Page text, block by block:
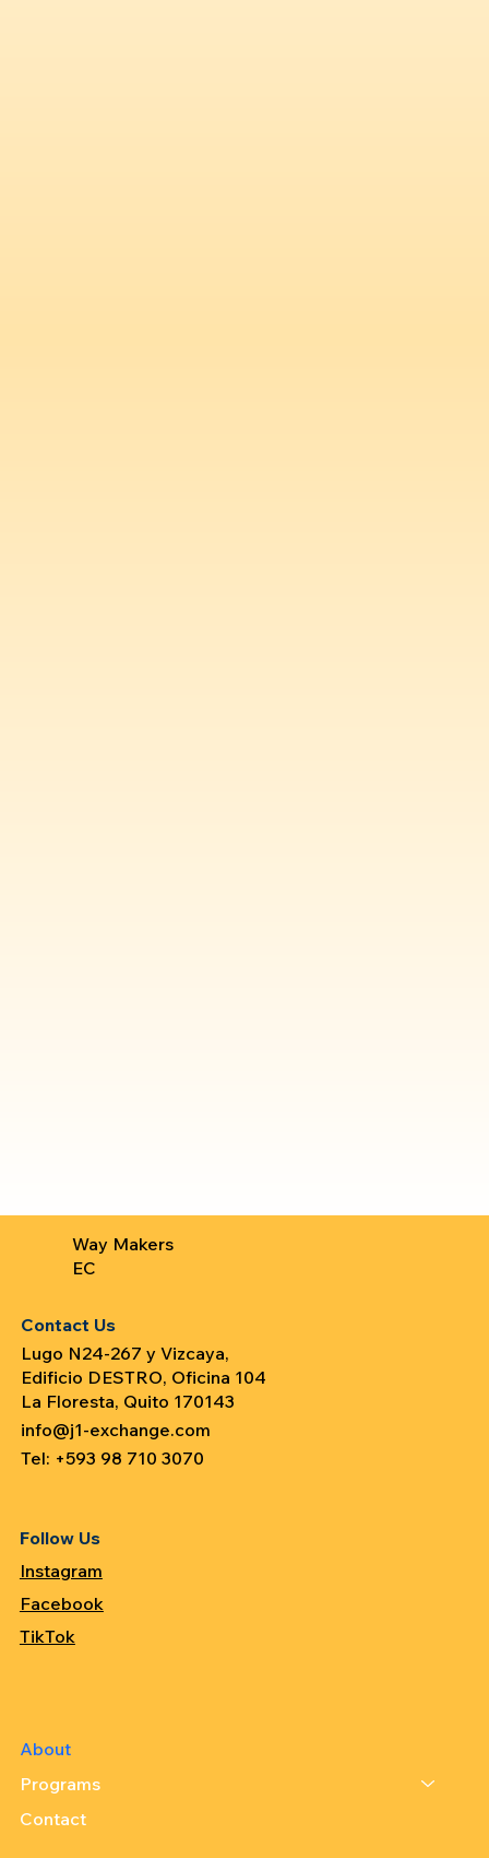
About
Programs
Contact
Follow Us
Instagram
Facebook
TikTok
Contact Us
Lugo N24-267 y Vizcaya,
Edificio DESTRO, Oficina 104
La Floresta, Quito 170143
info@j1-exchange.com
Tel: +593 98 710 3070
Way Makers
EC